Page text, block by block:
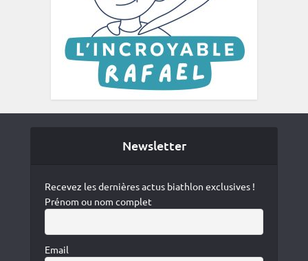
Newsletter
Recevez les dernières actus biathlon exclusives !
Prénom ou nom complet
Email